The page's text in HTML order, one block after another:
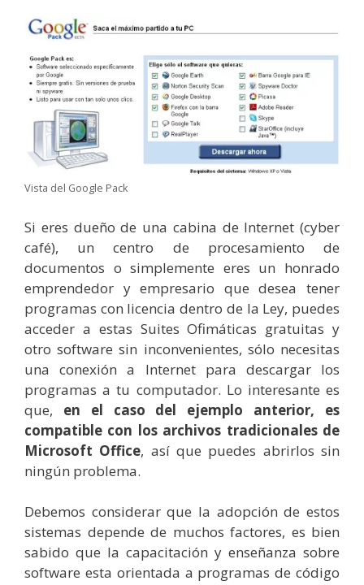
Vista del Google Pack
Si eres dueño de una cabina de Internet (cyber
café), un centro de procesamiento de
documentos o simplemente eres un honrado
emprendedor y empresario que desea tener
programas con licencia dentro de la Ley, puedes
acceder a estas Suites Ofimáticas gratuitas y
otro software sin inconvenientes, sólo necesitas
una conexión a Internet para descargar los
programas a tu computador. Lo interesante es
que, en el caso del ejemplo anterior, es
compatible con los archivos tradicionales de
Microsoft Office, así que puedes abrirlos sin
ningún problema.
Debemos considerar que la adopción de estos
sistemas depende de muchos factores, es bien
sabido que la capacitación y enseñanza sobre
software esta orientada a programas de código